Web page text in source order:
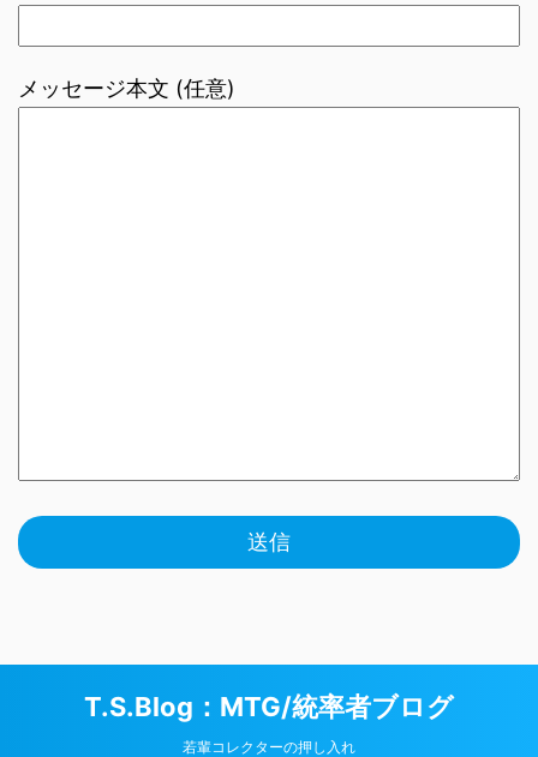
メッセージ本文 (任意)
T.S.Blog：MTG/統率者ブログ
若輩コレクターの押し入れ